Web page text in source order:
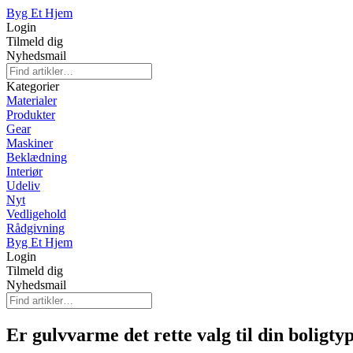
Byg Et Hjem
Login
Tilmeld dig
Nyhedsmail
Kategorier
Materialer
Produkter
Gear
Maskiner
Beklædning
Interiør
Udeliv
Nyt
Vedligehold
Rådgivning
Byg Et Hjem
Login
Tilmeld dig
Nyhedsmail
Er gulvvarme det rette valg til din